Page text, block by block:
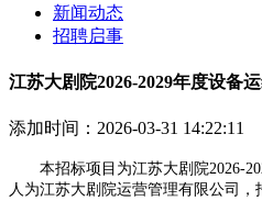
新闻动态
招聘启事
江苏大剧院2026-2029年度设备
添加时间：2026-03-31 14:22:11
本招标项目为江苏大剧院2026-
人为江苏大剧院运营管理有限公司 ，